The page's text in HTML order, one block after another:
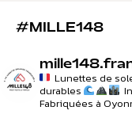
#MILLE148
Lunettes de
durables
Fabriquées à